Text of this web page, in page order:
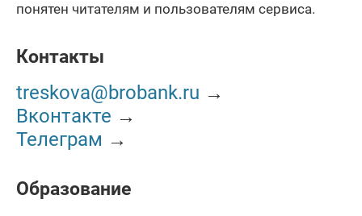
понятен читателям и пользователям сервиса.
Контакты
treskova@brobank.ru →
Вконтакте →
Телеграм →
Образование